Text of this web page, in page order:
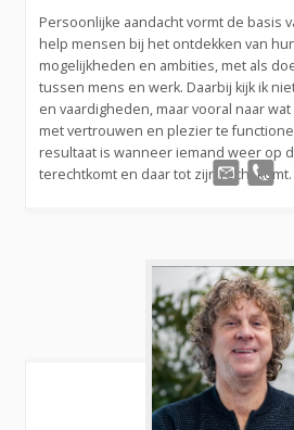
Persoonlijke aandacht vormt de basis
help mensen bij het ontdekken van
mogelijkheden en ambities, met als
tussen mens en werk. Daarbij kijk ik
en vaardigheden, maar vooral naar
met vertrouwen en plezier te
resultaat is wanneer iemand weer op
terechtkomt en daar tot zijn recht komt.